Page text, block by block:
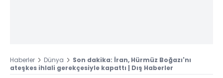
Haberler Dünya
Son dakika: İran, Hürmüz Boğazı'nı
ateşkes ihlali gerekçesiyle kapattı | Dış Haberler